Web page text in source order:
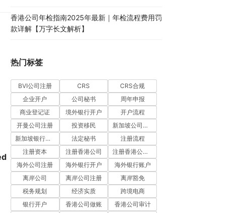
香港公司年检指南2025年最新｜年检流程费用罚
款详解【万字长文解析】
热门标签
BVI公司注册 CRS
CRS合规
企业开户
公司秘书
周年申报
商业登记证
境外银行开户
开户流程
开曼公司注册
投资移民
新加坡公司注册
新加坡银行开户
法定秘书
注册流程
注册资本
注册香港公司
注册香港公司流程
海外公司注册
海外银行开户
海外银行账户
离岸公司
离岸公司注册
离岸豁免
税务规划
经济实质
跨境电商
银行开户
香港公司做账
香港公司审计